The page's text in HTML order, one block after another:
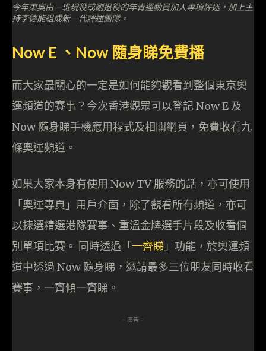
今年東奧由一班現役或剛退役的年青運動員加入專項評述，加上主
持李德能組成新一代評述團隊。
Now E 、Now 隨身睇免費播
而大家最關心的一定是如何能夠觀看到整個東京奧
運頻道的賽事？今次香港觀眾可以登記 Now E 及
Now 隨身睇手機應用程式及相關網頁，免費收看九
條奧運頻道。
如果大家本身有使用 Now TV 服務的話，亦可使用
「奧運專頁」用戶介面，除了觀看所有頻道，亦可
以揀選精選港隊賽事、重溫金牌選手片段及收看個
別單項比賽。 同時透過「一齊睇 」功能，於奧運頻
道中透過 Now 隨身睇，邀請最多三位朋友同時收看
賽事，一齊傾一齊睇。
- 廣告 -